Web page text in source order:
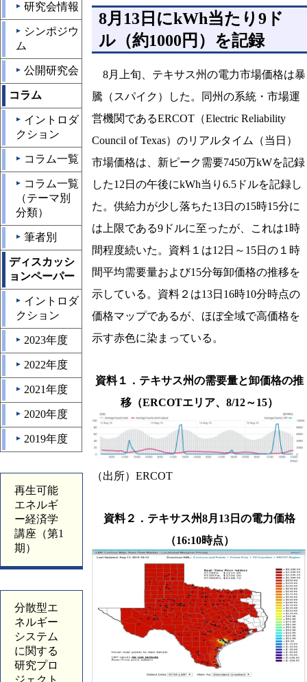
▲ 研究会情報
▲
シンポジウ
ム
▲ 公開研究会
コラム
▲ イントロダ
クション
▲ コラム一覧
▲
コラム一覧
（テーマ別
分類）
▲ 筆者別
ディスカッシ
ョンペーパー
▲ イントロダ
クション
▲ 2023年度
▲ 2022年度
▲ 2021年度
▲ 2020年度
▲ 2019年度
再生可能
エネルギ
ー経済学
講座（第1
期）
分散型エ
ネルギー
システム
に関する
研究プロ
8月13日にkWh当たり9ド
ル（約1000円）を記録
8月上旬、テキサス州の電力市場価格は暴
騰（スパイク）した。同州の系統・市場運
営機関であるERCOT（Electric Reliability
Council of Texas）のリアルタイム（当日）
市場価格は、新ピーク需要7450万kWを記録
した12日の午後にkWh当り6.5ドルを記録し
た。供給力が少し落ちた13日の15時15分に
は上限である9ドルに至ったが、これは1時
間程度続いた。資料１は12日～15日の１時
間平均需要量および15分毎卸価格の推移を
示している。資料２は13日16時10分時点の
価格マップであるが、ほぼ全域で高価格を
示す赤色に染まっている。
資料１．テキサス州の需要量と卸価格の推
移（ERCOTエリア、8/12～15）
（出所）ERCOT
資料２．テキサス州8月13日の電力価格
（16:10時点）